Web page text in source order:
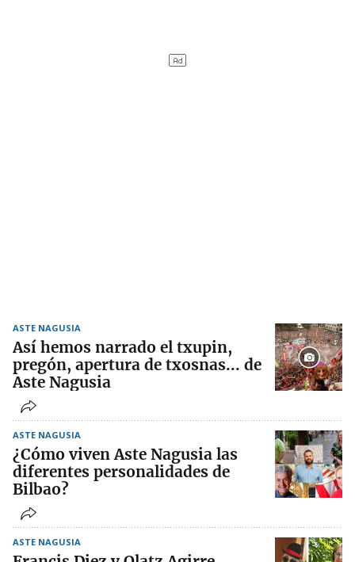
ASTE NAGUSIA
Así hemos narrado el txupin,
pregón, apertura de txosnas... de
Aste Nagusia
ASTE NAGUSIA
¿Cómo viven Aste Nagusia las
diferentes personalidades de
Bilbao?
ASTE NAGUSIA